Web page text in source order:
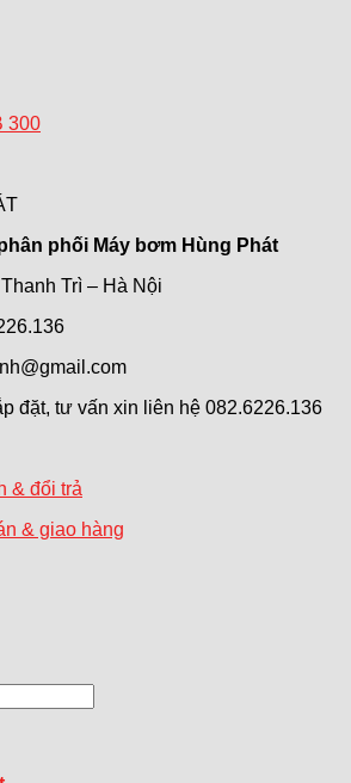
300
phối Máy bơm Hùng Phát
Trì – Hà Nội
đặt, tư vấn xin liên hệ 082.6226.136
& đổi trả
& giao hàng